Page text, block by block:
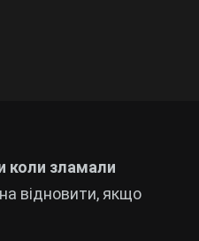
коли зламали
відновити, якщо